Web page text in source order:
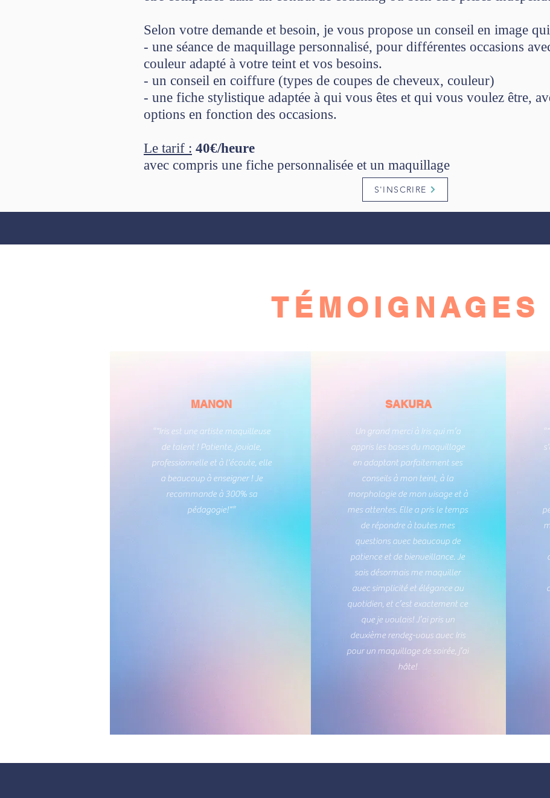
Selon votre demande et besoin, je vous propose un conseil en image
- une séance de maquillage personnalisé, pour différentes occasions
couleur adapté à votre teint et vos besoins.
- un conseil en coiffure (types de coupes de cheveux, couleur)
- une fiche stylistique adaptée à qui vous êtes et qui vous voulez être,
options en fonction des occasions.
Le tarif : 40€/heure
avec compris une fiche personnalisée et un maquillage
S'INSCRIRE
TÉMOIGNAGES
MANON
*"Iris est une artiste maquilleuse
de talent ! Patiente, joviale,
professionnelle et à l'écoute, elle
a beaucoup à enseigner ! Je
recommande à 300% sa
pédagogie!"*
SAKURA
Un grand merci à Iris qui m’a
appris les bases du maquillage
en adaptant parfaitement ses
conseils à mon teint, à la
morphologie de mon visage et à
mes attentes. Elle a pris le temps
de répondre à toutes mes
questions avec beaucoup de
patience et de bienveillance. Je
sais désormais me maquiller
avec simplicité et élégance au
quotidien, et c’est exactement ce
que je voulais! J’ai pris un
deuxième rendez-vous avec Iris
pour un maquillage de soirée, j’ai
hâte!